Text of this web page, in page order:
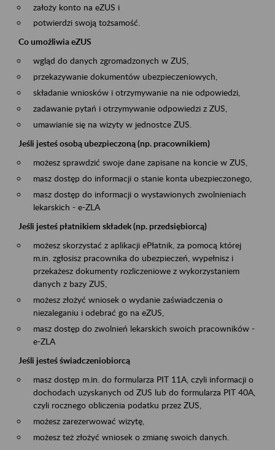
założy konto na eZUS i
potwierdzi swoją tożsamość.
Co umożliwia eZUS
wgląd do danych zgromadzonych w ZUS,
przekazywanie dokumentów ubezpieczeniowych,
składanie wniosków i otrzymywanie na nie odpowiedzi,
zadawanie pytań i otrzymywanie odpowiedzi z ZUS,
umawianie się na wizyty w jednostce ZUS.
Jeśli jesteś osobą ubezpieczoną (np. pracownikiem)
możesz sprawdzić swoje dane zapisane na koncie w ZUS,
masz dostęp do informacji o stanie konta ubezpieczonego,
masz dostęp do informacji o wystawionych zwolnieniach
lekarskich - e-ZLA
Jeśli jesteś płatnikiem składek (np. przedsiębiorcą)
możesz skorzystać z aplikacji ePłatnik, za pomocą której
m.in. zgłosisz pracownika do ubezpieczeń, wypełnisz i
przekażesz dokumenty rozliczeniowe z wykorzystaniem
danych z bazy ZUS,
możesz złożyć wniosek o wydanie zaświadczenia o
niezaleganiu i odebrać go na eZUS,
masz dostęp do zwolnień lekarskich swoich pracowników -
e-ZLA
Jeśli jesteś świadczeniobiorcą
masz dostęp m.in. do formularza PIT 11A, czyli informacji o
dochodach uzyskanych od ZUS lub do formularza PIT 40A,
czyli rocznego obliczenia podatku przez ZUS,
możesz zarezerwować wizytę,
możesz też złożyć wniosek o zmianę swoich danych.